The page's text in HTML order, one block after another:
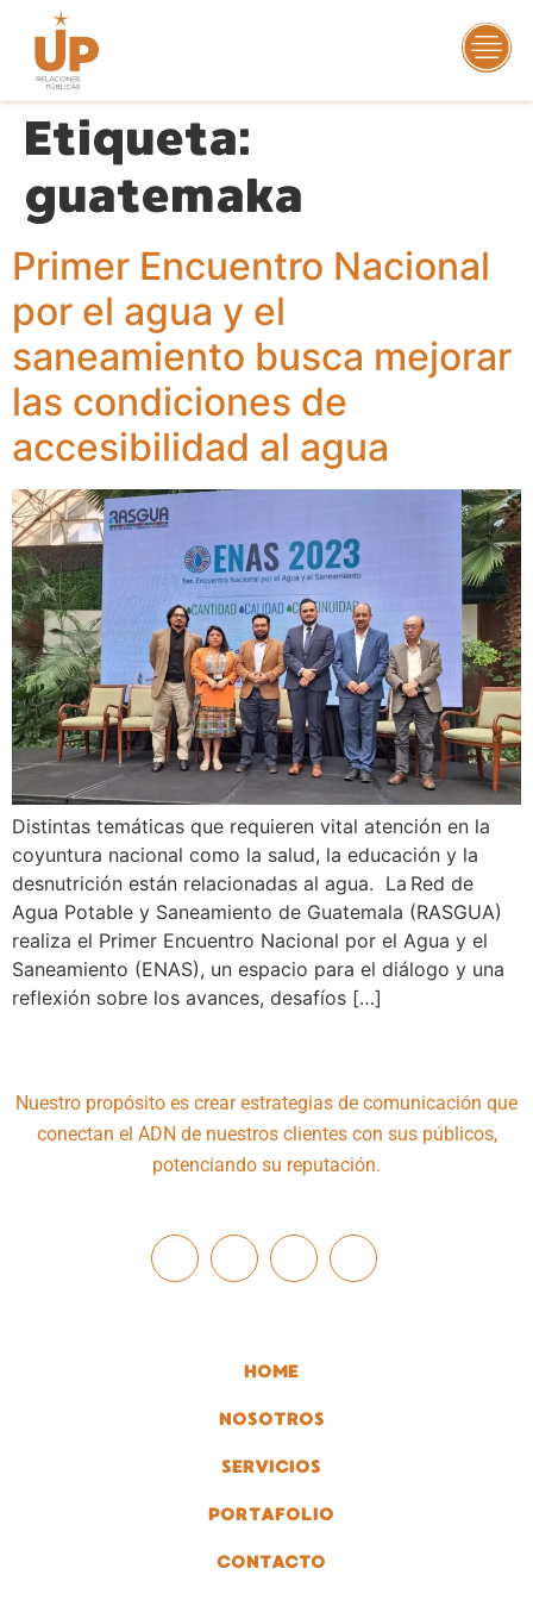
Etiqueta:
guatemaka
Primer Encuentro Nacional
por el agua y el
saneamiento busca mejorar
las condiciones de
accesibilidad al agua
Distintas temáticas que requieren vital atención en la
coyuntura nacional como la salud, la educación y la
desnutrición están relacionadas al agua. La Red de
Agua Potable y Saneamiento de Guatemala (RASGUA)
realiza el Primer Encuentro Nacional por el Agua y el
Saneamiento (ENAS), un espacio para el diálogo y una
reflexión sobre los avances, desafíos […]
Nuestro propósito es crear estrategias de comunicación que
conectan el ADN de nuestros clientes con sus públicos,
potenciando su reputación.
HOME
NOSOTROS
SERVICIOS
PORTAFOLIO
CONTACTO